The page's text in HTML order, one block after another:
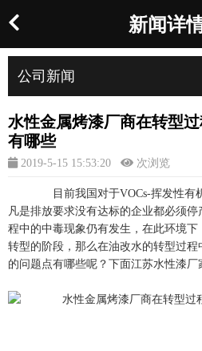
新闻详
公司新闻
水性金属烤漆厂商在转型
有哪些
2019-5-15 15:53:20 次浏览
目前我国对于VOCs-挥发性有
凡是排放要求没有达标的企业都必须
程中的中毒现象仍有发生，在此环境
转型的阶段，那么在油改水的转型过程
的问题点有哪些呢？下面江苏水性漆厂